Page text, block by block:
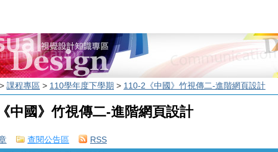
> 課程專區 > 110學年度下學期 > 110-2《中國》竹視傳二-進階網頁設計
中國》竹視傳二-進階網頁設計
查閱公告區
RSS